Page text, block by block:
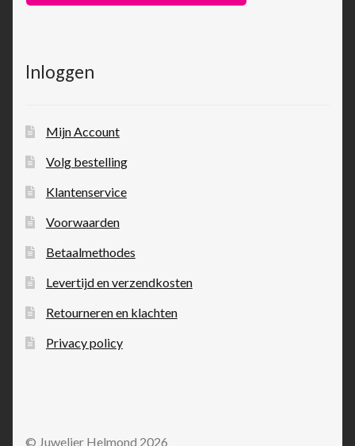
Inloggen
Mijn Account
Volg bestelling
Klantenservice
Voorwaarden
Betaalmethodes
Levertijd en verzendkosten
Retourneren en klachten
Privacy policy
© Juwelier Helmond 2026